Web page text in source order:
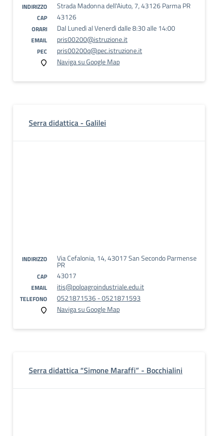
INDIRIZZO Strada Madonna dell'Aiuto, 7, 43126 Parma PR
CAP 43126
ORARI Dal Lunedì al Venerdì dalle 8:30 alle 14:00
EMAIL pris00200@istruzione.it
PEC
pris00200q@pec.istruzione.it
Naviga su Google Map
Serra didattica - Galilei
INDIRIZZO Via Cefalonia, 14, 43017 San Secondo Parmense
PR
CAP 43017
EMAIL itis@poloagroindustriale.edu.it
TELEFONO
0521871536 - 0521871593
Naviga su Google Map
Serra didattica “Simone Maraffi” - Bocchialini